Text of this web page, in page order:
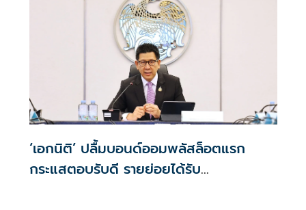
‘เอกนิติ’ ปลื้มบอนด์ออมพลัสล็อตแรก
กระแสตอบรับดี รายย่อยได้รับ